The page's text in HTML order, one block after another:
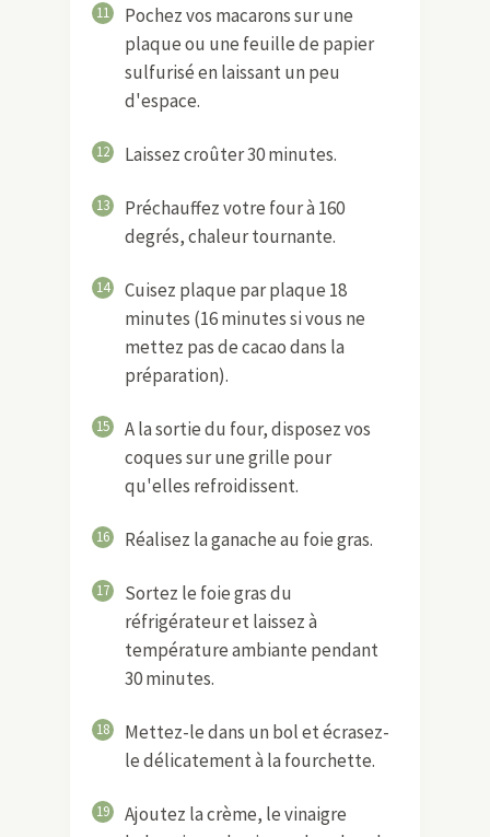
11
Pochez vos macarons sur une
plaque ou une feuille de papier
sulfurisé en laissant un peu
d'espace.
12 Laissez croûter 30 minutes.
13
Préchauffez votre four à 160
degrés, chaleur tournante.
14
Cuisez plaque par plaque 18
minutes (16 minutes si vous ne
mettez pas de cacao dans la
préparation).
15
A la sortie du four, disposez vos
coques sur une grille pour
qu'elles refroidissent.
16 Réalisez la ganache au foie gras.
17
Sortez le foie gras du
réfrigérateur et laissez à
température ambiante pendant
30 minutes.
18
Mettez-le dans un bol et écrasez-
le délicatement à la fourchette.
19
Ajoutez la crème, le vinaigre